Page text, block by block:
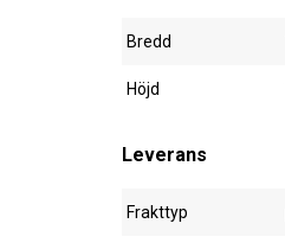
Bredd
Höjd
Leverans
Frakttyp